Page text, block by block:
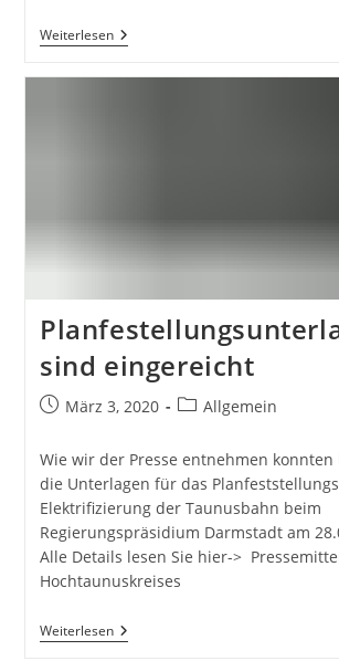
WeiterlesenBerichterstattung
In
sind eingereicht
BeitragMärz 3, 2020
Beitrags-
Allgemein
Wie wir der Presse entnehmen konnten
die Unterlagen für das
Elektrifizierung der Taunusbahn beim
Regierungspräsidium Darmstadt am
Alle Details lesen Sie hier->
Hochtaunuskreises
WeiterlesenPlanfestellungsunterlagen
Sind